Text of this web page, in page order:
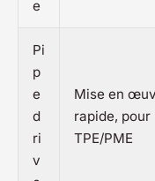
e
Pi
p
e
d
ri
v
Mise en
rapide, pour
TPE/PME